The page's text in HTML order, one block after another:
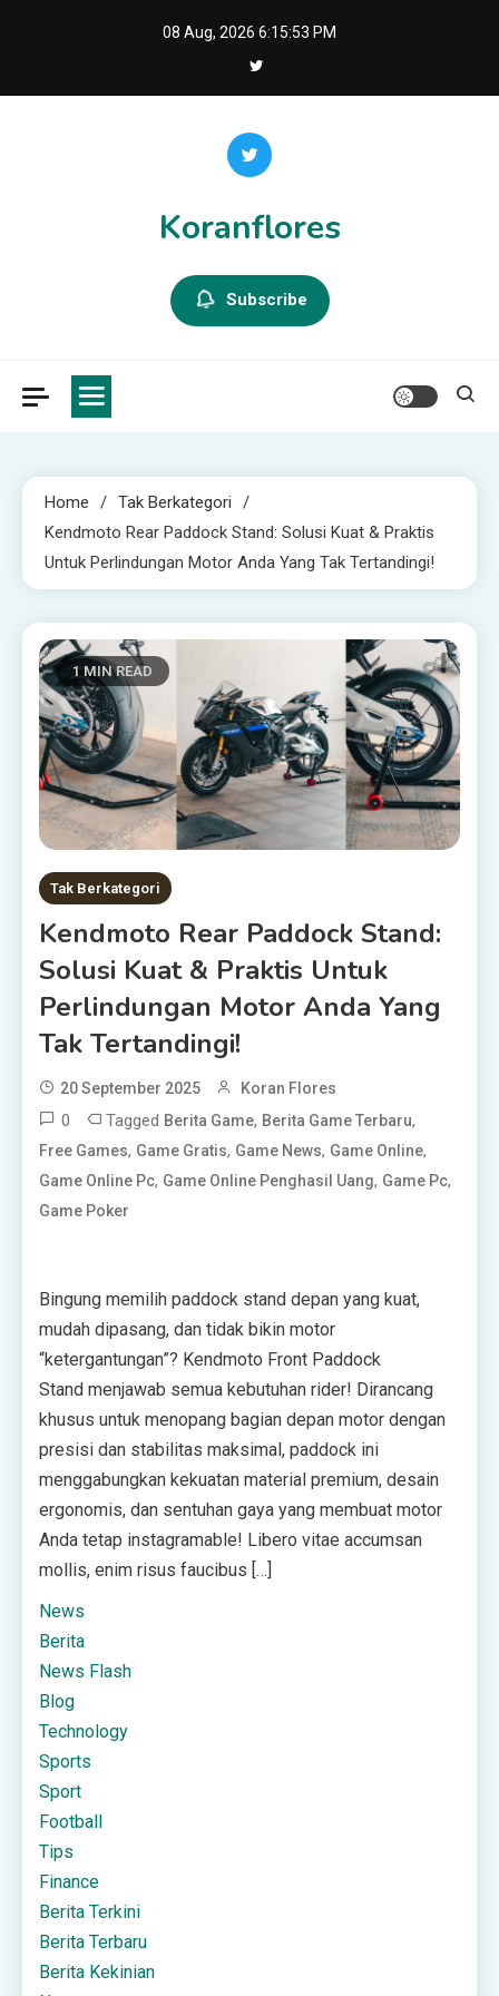
08 Aug, 2026 6:15:54 PM
Koranflores
Subscribe
Home
Tak Berkategori
Kendmoto Rear Paddock Stand: Solusi Kuat & Praktis
Untuk Perlindungan Motor Anda Yang Tak Tertandingi!
1 MIN READ
Tak Berkategori
Kendmoto Rear Paddock Stand:
Solusi Kuat & Praktis Untuk
Perlindungan Motor Anda Yang
Tak Tertandingi!
20 September 2025 Koran Flores
0 Tagged Berita Game, Berita Game Terbaru,
Free Games, Game Gratis, Game News, Game Online,
Game Online Pc, Game Online Penghasil Uang, Game Pc,
Game Poker
Bingung memilih paddock stand depan yang kuat,
mudah dipasang, dan tidak bikin motor
“ketergantungan”? Kendmoto Front Paddock
Stand menjawab semua kebutuhan rider! Dirancang
khusus untuk menopang bagian depan motor dengan
presisi dan stabilitas maksimal, paddock ini
menggabungkan kekuatan material premium, desain
ergonomis, dan sentuhan gaya yang membuat motor
Anda tetap instagramable! Libero vitae accumsan
mollis, enim risus faucibus […]
News
Berita
News Flash
Blog
Technology
Sports
Sport
Football
Tips
Finance
Berita Terkini
Berita Terbaru
Berita Kekinian